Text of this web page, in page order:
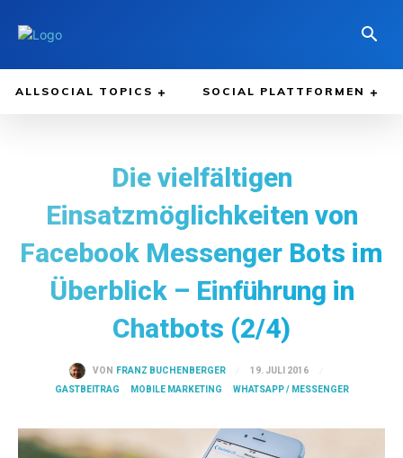
ALLSOCIAL TOPICS SOCIAL PLATTFORMEN
Die vielfältigen
Einsatzmöglichkeiten von
Facebook Messenger Bots im
Überblick – Einführung in
Chatbots (2/4)
VON FRANZ BUCHENBERGER
19. JULI 2016
GASTBEITRAG
MOBILE MARKETING WHATSAPP / MESSENGER